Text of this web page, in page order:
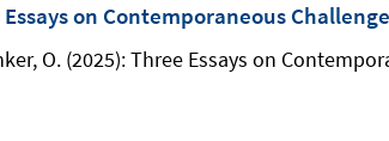
on Contemporaneous
O. (2025): Three Essays on